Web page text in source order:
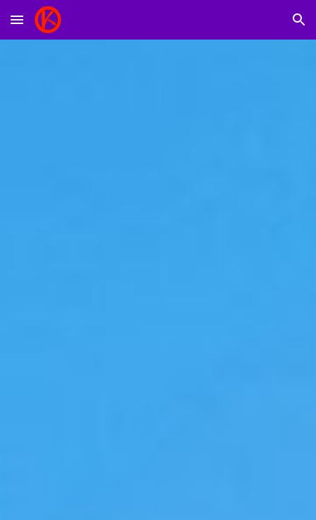
Skip to main content Skip to navigation